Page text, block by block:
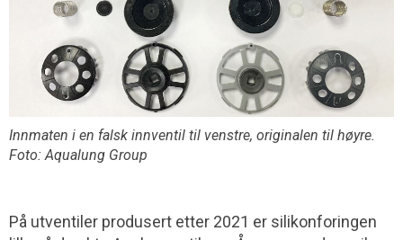
Innmaten i en falsk innventil til venstre, originalen til høyre.
Foto: Aqualung Group
På utventiler produsert etter 2021 er silikonforingen